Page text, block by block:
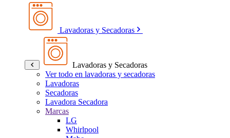
Lavadoras y Secadoras
Lavadoras y Secadoras
Ver todo en lavadoras y secadoras
Lavadoras
Secadoras
Lavadora Secadora
Marcas
LG
Whirlpool